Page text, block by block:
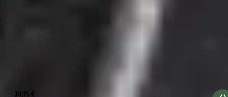
Almeria Schüssel 13cm
10,95 €